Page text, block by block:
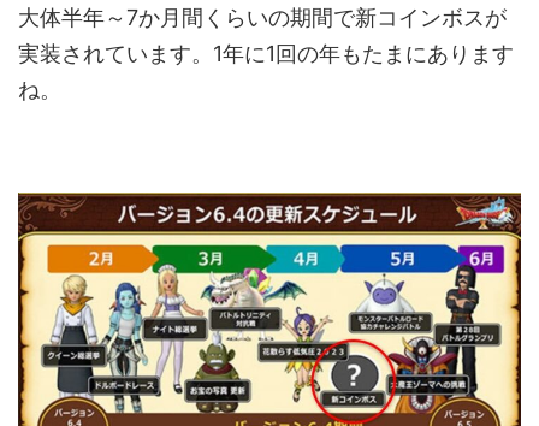
大体半年～7か月間くらいの期間で新コインボスが
実装されています。1年に1回の年もたまにあります
ね。